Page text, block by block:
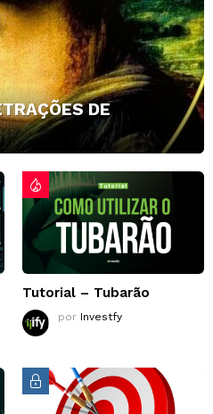
DE
Tutorial – Tubarão
por Investfy